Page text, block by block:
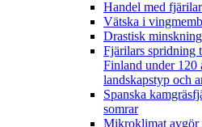
Handel med
Vätska i
Drastisk
Fjärilars spridning
Finland under 120
landskapstyp och
Spanska
somrar
Mikroklimat avgör